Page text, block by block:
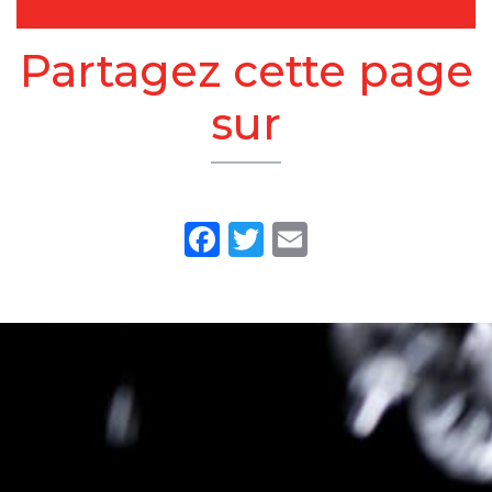
Partagez cette page
sur
Facebook
Twitter